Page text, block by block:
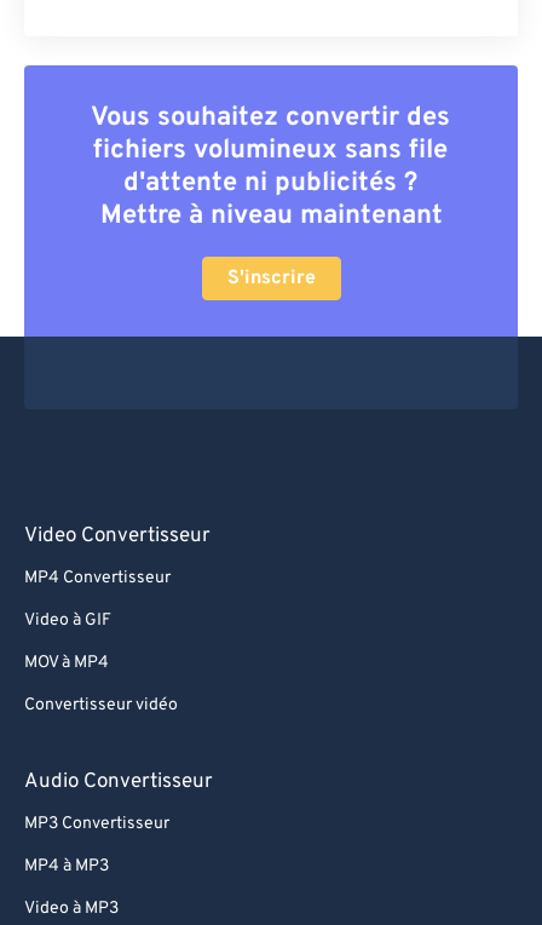
Vous souhaitez convertir des
fichiers volumineux sans file
d'attente ni publicités ?
Mettre à niveau maintenant
S'inscrire
Video Convertisseur
MP4 Convertisseur
Video à GIF
MOV à MP4
Convertisseur vidéo
Audio Convertisseur
MP3 Convertisseur
MP4 à MP3
Video à MP3